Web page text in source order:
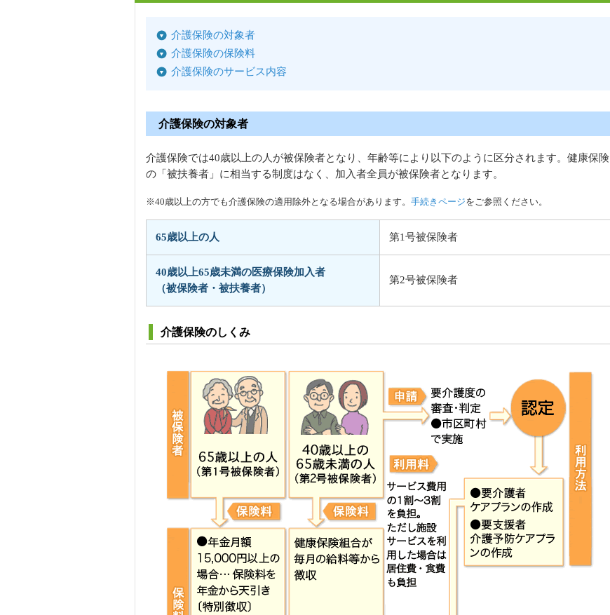
介護保険の対象者
介護保険の保険料
介護保険のサービス内容
介護保険の対象者
介護保険では40歳以上の人が被保険者となり、年齢等により以下のように区分されます。健康保険
の「被扶養者」に相当する制度はなく、加入者全員が被保険者となります。
※40歳以上の方でも介護保険の適用除外となる場合があります。 手続きページをご参照ください。
65歳以上の人 第1号被保険者
40歳以上65歳未満の医療保険加入者
（被保険者・被扶養者）
第2号被保険者
介護保険のしくみ